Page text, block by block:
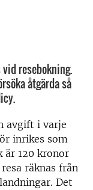
resebokning.
åtgärda så
avgift i varje
inrikes som
är 120 kronor
räknas från
Det